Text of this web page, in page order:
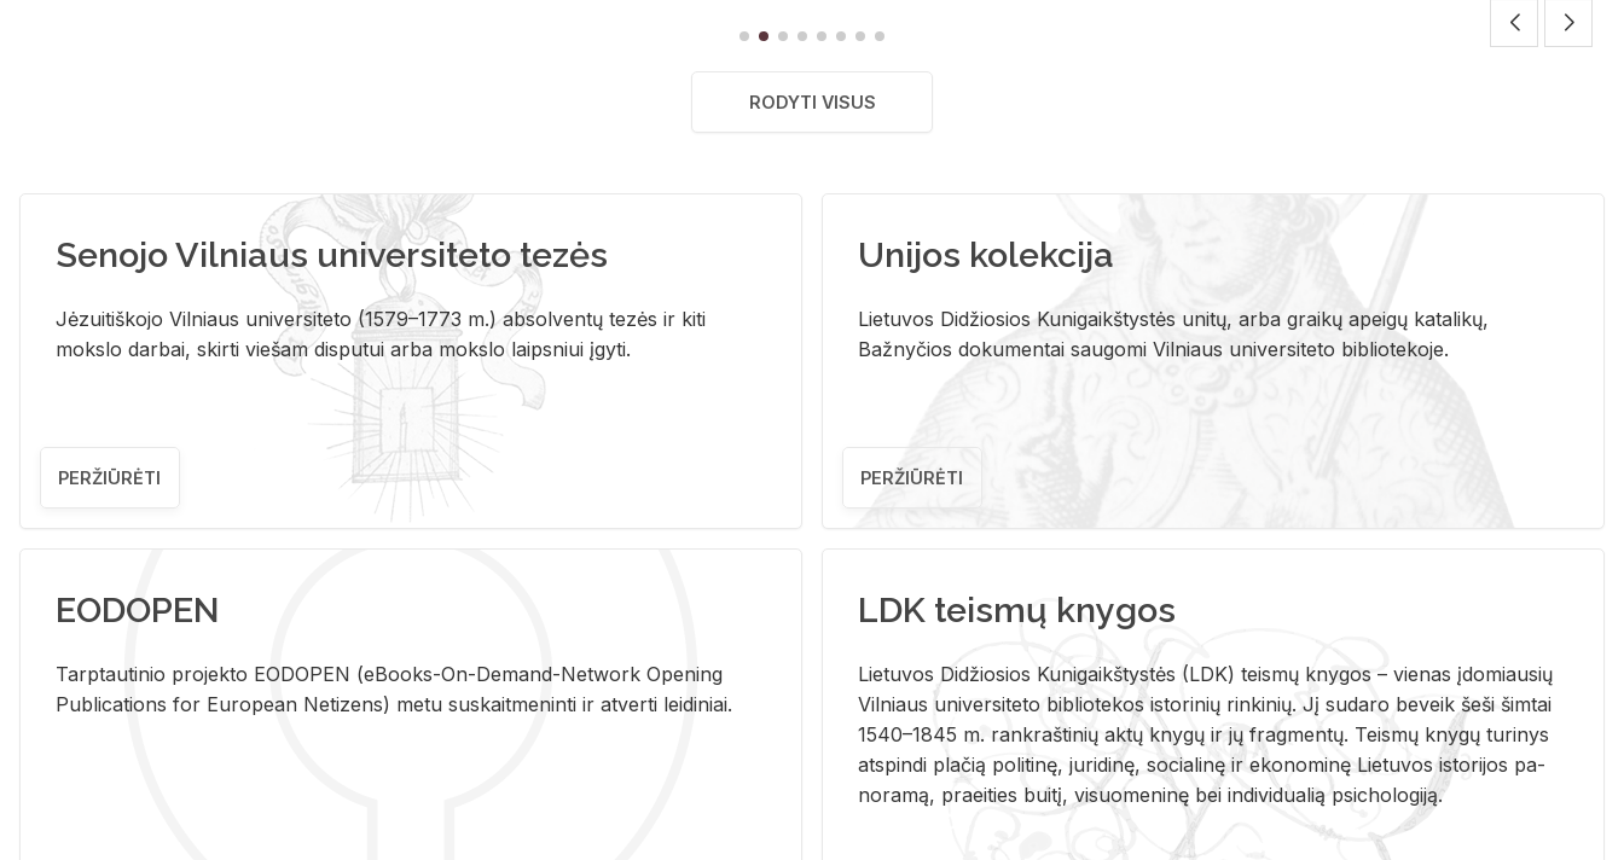
darbo stalo
RODYTI VISUS
Senojo Vilniaus universiteto tezės
Jėzuitiškojo Vilniaus universiteto (1579–1773 m.) absolventų tezės ir kiti
mokslo darbai, skirti viešam disputui arba mokslo laipsniui įgyti.
PERŽIŪRĖTI
Unijos kolekcija
Lietuvos Didžiosios Kunigaikštystės unitų, arba graikų apeigų katalikų,
Bažnyčios dokumentai saugomi Vilniaus universiteto bibliotekoje.
PERŽIŪRĖTI
EODOPEN
Tarp­tau­ti­nio pro­jek­to EO­DO­PEN (eBo­oks-On-De­mand-Ne­twork Ope­ning
Pub­li­ca­tions for Eu­ro­pe­an Ne­ti­zens) metu su­skait­me­nin­ti ir at­ver­ti lei­di­niai.
LDK teismų knygos
Lie­tu­vos Di­džio­sios Ku­ni­gaikš­tys­tės (LDK) teis­mų kny­gos – vie­nas įdo­miau­sių
Vil­niaus uni­ver­si­te­to bi­b­lio­te­kos is­to­ri­nių rin­ki­nių. Jį su­da­ro be­veik šeši šim­tai
1540–1845 m. rank­raš­ti­nių aktų kny­gų ir jų frag­men­tų. Teis­mų kny­gų tu­ri­nys
at­spin­di pla­čią po­li­ti­nę, ju­ri­di­nę, so­cia­li­nę ir eko­no­mi­nę Lie­tu­vos is­to­ri­jos pa­
no­ra­mą, pra­ei­ties bui­tį, vi­suo­me­ni­nę bei in­di­vi­dua­lią psi­cho­lo­gi­ją.